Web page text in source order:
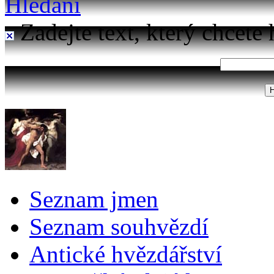
Zadejte text, který chcete
Seznam jmen
Seznam souhvězdí
Antické hvězdářství